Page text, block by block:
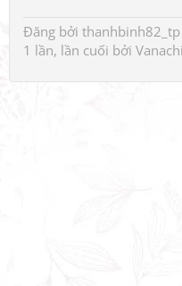
Đăng bởi thanhbinh82_tp
1 lần, lần cuối bởi Vanachi